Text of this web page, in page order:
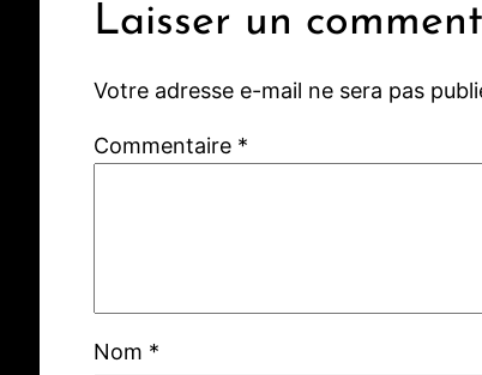
Laisser un
Votre adresse e-mail ne sera pas
Commentaire *
Nom *